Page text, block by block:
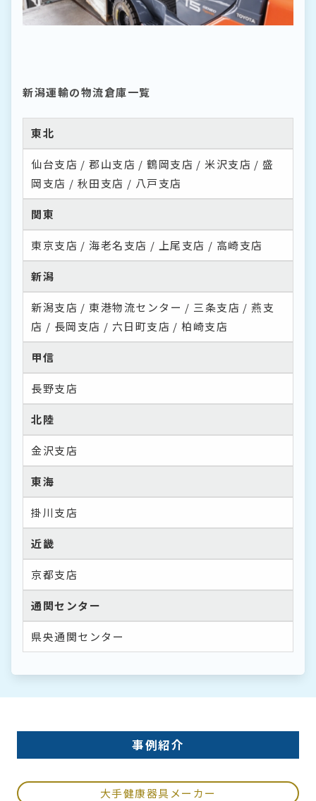
新潟運輸の物流倉庫一覧
東北
仙台支店 郡山支店 鶴岡支店 米沢支店
盛
岡支店
秋田支店 八戸支店
関東
東京支店 海老名支店 上尾支店 高崎支店
新潟
新潟支店 東港物流センター 三条支店
燕支
店
長岡支店 六日町支店 柏崎支店
甲信
長野支店
北陸
金沢支店
東海
掛川支店
近畿
京都支店
通関センター
県央通関センター
事例紹介
大手健康器具メーカー